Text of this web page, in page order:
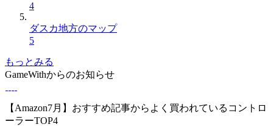
4
ダスカ地方のマップ
5
もっとみる
GameWithからのお知らせ
【Amazon7月】おすすめ記事からよく買われているコントロ
ーラーTOP4